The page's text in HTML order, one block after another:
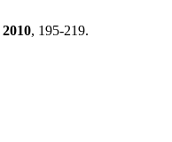
2010, 195-219.